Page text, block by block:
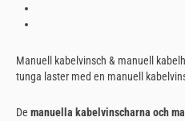
Manuell kabelvinsch & manuell
tunga laster med en manuell
De manuella kabelvinscharna och